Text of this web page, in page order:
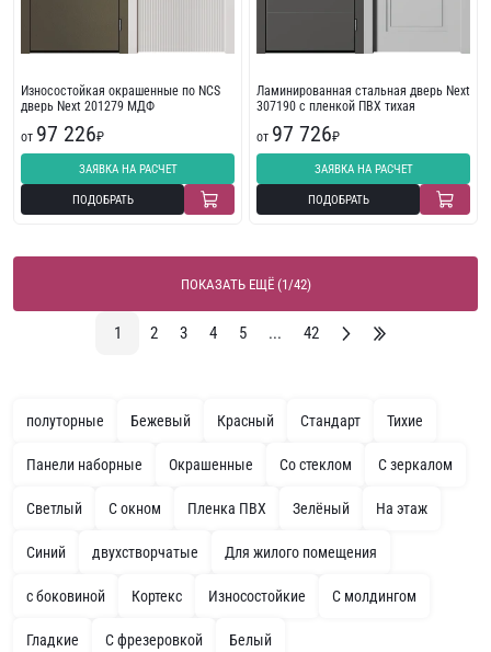
Износостойкая окрашенные по NCS
дверь Next 201279 МДФ
от 97 226₽
ЗАЯВКА НА РАСЧЕТ
ПОДОБРАТЬ
Ламинированная стальная дверь Next
307190 с пленкой ПВХ тихая
от 97 726₽
ЗАЯВКА НА РАСЧЕТ
ПОДОБРАТЬ
ПОКАЗАТЬ ЕЩЁ (1/42)
1 2 3 4 5 ... 42
полуторные Бежевый Красный Стандарт Тихие
Панели наборные Окрашенные Со стеклом С зеркалом
Светлый С окном Пленка ПВХ Зелёный На этаж
Синий двухстворчатые Для жилого помещения
с боковиной Кортекс Износостойкие С молдингом
Гладкие С фрезеровкой Белый